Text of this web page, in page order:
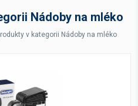
Nádoby na mléko
v kategorii Nádoby na mléko